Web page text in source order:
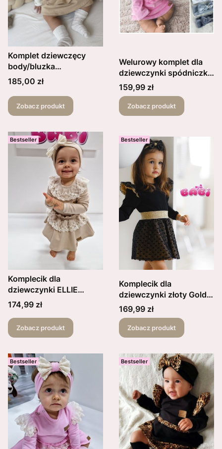
Komplet dziewczęcy
body/bluzka
prążkowana kwiaty i
kokardki plus
spódniczka z falbankami
i opaska beżowa
Cena
185,00 zł
Zobacz produkt
Welurowy komplet dla
dziewczynki spódniczka
z falbanką bluzka z
falbanką oraz opaska
kolory do wyboru
Cena
159,99 zł
Zobacz produkt
Bestseller
Komplecik dla
dziewczynki ELLIE
spódniczka z koronką +
body/bluzka koronka
falbanka + opaskaz
kokardką
Cena
174,99 zł
Zobacz produkt
Bestseller
Komplecik dla
dziewczynki złoty Gold
Star spódniczka ,body
lub bluzka oraz opaska
Cena
169,99 zł
Zobacz produkt
Bestseller Bestseller